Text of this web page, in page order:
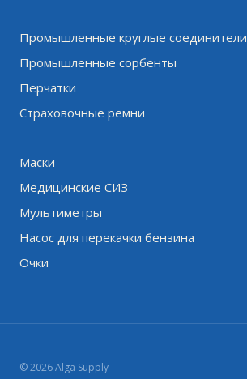
Промышленные круглые соединители
Промышленные сорбенты
Перчатки
Страховочные ремни
Маски
Медицинские СИЗ
Мультиметры
Насос для перекачки бензина
Очки
© 2026 Alga Supply